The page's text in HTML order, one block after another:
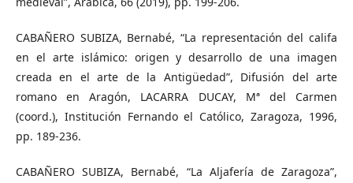
CABAÑERO SUBIZA, Bernabé, “La representación del califa
en el arte islámico: origen y desarrollo de una imagen
creada en el arte de la Antigüedad”, Difusión del arte
romano en Aragón, LACARRA DUCAY, Mª del Carmen
(coord.), Institución Fernando el Católico, Zaragoza, 1996,
pp. 189-236.
CABAÑERO SUBIZA, Bernabé, “La Aljafería de Zaragoza”,